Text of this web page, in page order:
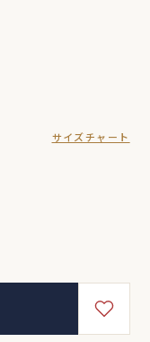
サイズチャート